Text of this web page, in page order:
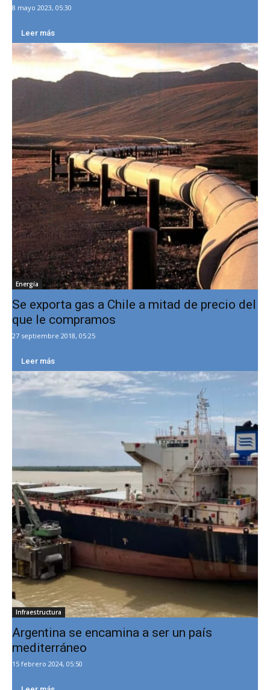
8 mayo 2023, 05:30
Leer más
Energía
Se exporta gas a Chile a mitad de precio del
que le compramos
27 septiembre 2018, 05:25
Leer más
Infraestructura
Argentina se encamina a ser un país
mediterráneo
15 febrero 2024, 05:50